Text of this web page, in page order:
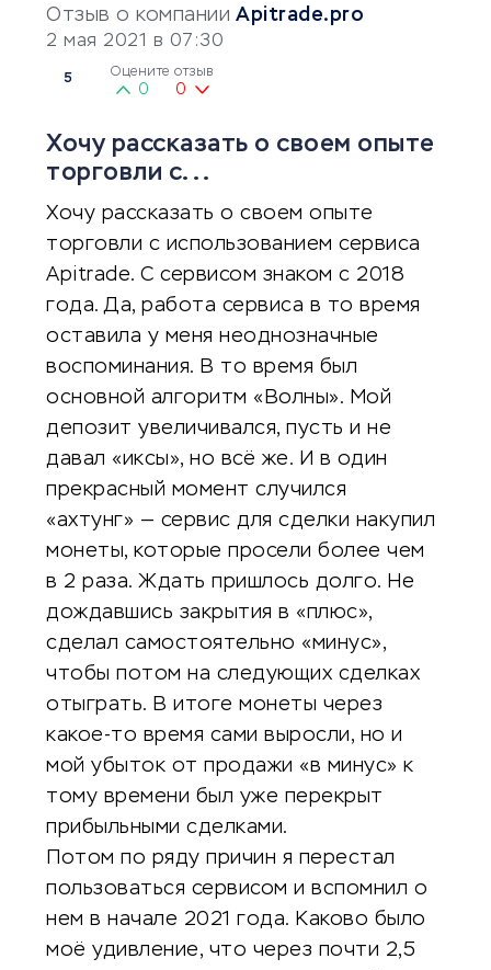
Отзыв о компании Apitrade.pro
2 мая 2021 в 07:30
5 Оцените отзыв
0 0
Хочу рассказать о своем опыте
торговли с...
Хочу рассказать о своем опыте
торговли с использованием сервиса
Apitrade. С сервисом знаком с 2018
года. Да, работа сервиса в то время
оставила у меня неоднозначные
воспоминания. В то время был
основной алгоритм «Волны». Мой
депозит увеличивался, пусть и не
давал «иксы», но всё же. И в один
прекрасный момент случился
«ахтунг» — сервис для сделки накупил
монеты, которые просели более чем
в 2 раза. Ждать пришлось долго. Не
дождавшись закрытия в «плюс»,
сделал самостоятельно «минус»,
чтобы потом на следующих сделках
отыграть. В итоге монеты через
какое-то время сами выросли, но и
мой убыток от продажи «в минус» к
тому времени был уже перекрыт
прибыльными сделками.
Потом по ряду причин я перестал
пользоваться сервисом и вспомнил о
нем в начале 2021 года. Каково было
моё удивление, что через почти 2,5